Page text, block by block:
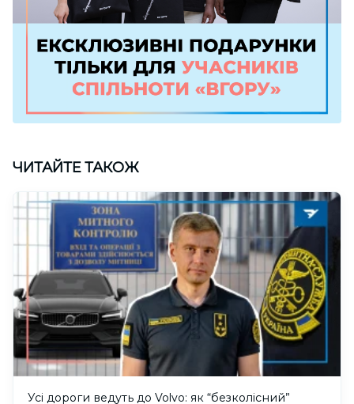
ЧИТАЙТЕ ТАКОЖ
Усі дороги ведуть до Volvo: як “безколісний”